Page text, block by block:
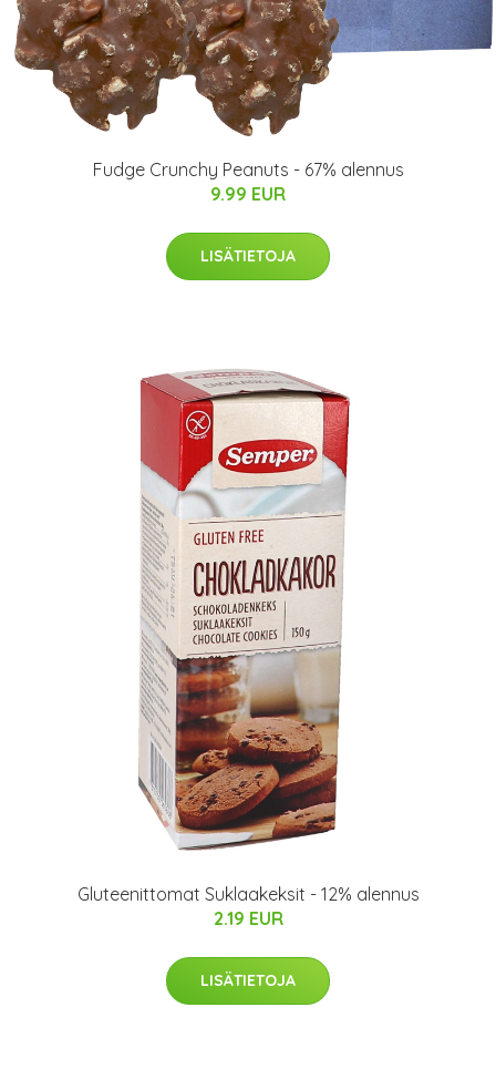
Fudge Crunchy Peanuts - 67% alennus
9.99 EUR
LISÄTIETOJA
Gluteenittomat Suklaakeksit - 12% alennus
2.19 EUR
LISÄTIETOJA